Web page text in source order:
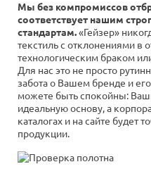
Мы без компромиссов
соответствует нашим
стандартам.«Гейзер»
текстиль с отклонениями в
технологическим браком
Для нас это не просто
забота о Вашем бренде и
можете быть спокойны:
идеальную основу, а
каталогах и на сайте будет
продукции.